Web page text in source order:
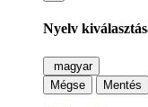
Nyelv
magyar
Mégse
Mentés